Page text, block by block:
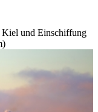
Kiel und Einschiffung